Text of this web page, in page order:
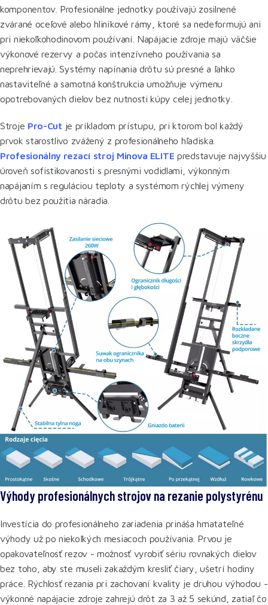
komponentov. Profesionálne jednotky používajú zosilnené
zvárané oceľové alebo hliníkové rámy, ktoré sa nedeformujú ani
pri niekoľkohodinovom používaní. Napájacie zdroje majú väčšie
výkonové rezervy a počas intenzívneho používania sa
neprehrievajú. Systémy napínania drôtu sú presné a ľahko
nastaviteľné a samotná konštrukcia umožňuje výmenu
opotrebovaných dielov bez nutnosti kúpy celej jednotky.
Stroje Pro-Cut je príkladom prístupu, pri ktorom bol každý
prvok starostlivo zvážený z profesionálneho hľadiska.
Profesionálny rezací stroj Minova ELITE predstavuje najvyššiu
úroveň sofistikovanosti s presnými vodidlami, výkonným
napájaním s reguláciou teploty a systémom rýchlej výmeny
drôtu bez použitia náradia.
Výhody profesionálnych strojov na rezanie polystyrénu
Investícia do profesionálneho zariadenia prináša hmatateľné
výhody už po niekoľkých mesiacoch používania. Prvou je
opakovateľnosť rezov - možnosť vyrobiť sériu rovnakých dielov
bez toho, aby ste museli zakaždým kresliť čiary, ušetrí hodiny
práce. Rýchlosť rezania pri zachovaní kvality je druhou výhodou -
výkonné napájacie zdroje zahrejú drôt za 3 až 5 sekúnd, zatiaľ čo